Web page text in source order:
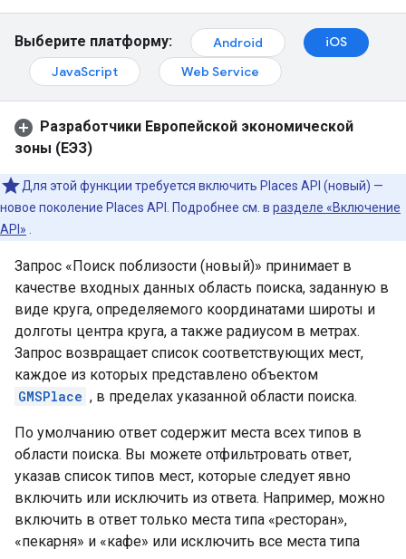
Выберите платформу: Android
iOS
JavaScript
Web Service
Разработчики Европейской экономической
зоны (ЕЭЗ)
Для этой функции требуется включить Places API (новый) —
новое поколение Places API. Подробнее см. в разделе «Включение
API»
Запрос «Поиск поблизости (новый)» принимает в
качестве входных данных область поиска, заданную в
виде круга, определяемого координатами широты и
долготы центра круга, а также радиусом в метрах.
Запрос возвращает список соответствующих мест,
каждое из которых представлено объектом
GMSPlace , в пределах указанной области поиска.
По умолчанию ответ содержит места всех типов в
области поиска. Вы можете отфильтровать ответ,
указав список типов мест, которые следует явно
включить или исключить из ответа. Например, можно
включить в ответ только места типа «ресторан»,
«пекарня» и «кафе» или исключить все места типа